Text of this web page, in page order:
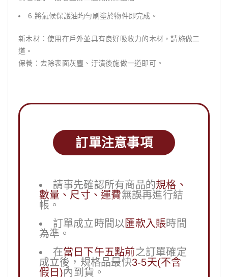
6.將氣候保護油均勻刷塗於物件即完成。
新木材：使用在戶外並具有良好吸收力的木材，請施做二
道。
保養：去除表面灰塵、汙漬後施做一道即可。
訂單注意事項
請事先確認所有商品的規格、
數量、尺寸、運費無誤再進行結
帳。
訂單成立時間以 匯款入賬時間
為準。
在當日下午五點前之訂單確定
成立後，規格品最快3-5天(不含
假日)內到貨。